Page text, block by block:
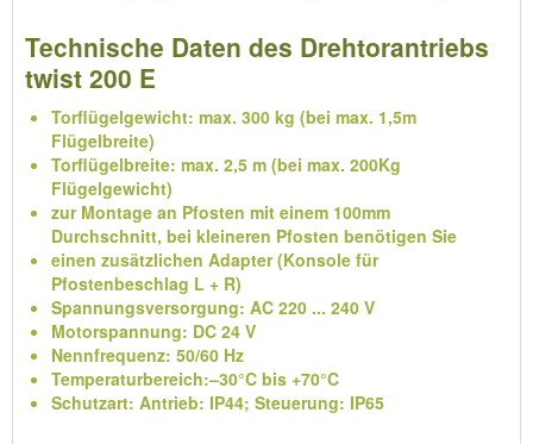
Technische Daten des Drehtorantriebs
twist 200 E
Torflügelgewicht: max. 300 kg (bei max. 1,5m
Flügelbreite)
Torflügelbreite: max. 2,5 m (bei max. 200Kg
Flügelgewicht)
zur Montage an Pfosten mit einem 100mm
Durchschnitt, bei kleineren Pfosten benötigen Sie
einen zusätzlichen Adapter (Konsole für
Pfostenbeschlag L + R)
Spannungsversorgung: AC 220 ... 240 V
Motorspannung: DC 24 V
Nennfrequenz: 50/60 Hz
Temperaturbereich:–30°C bis +70°C
Schutzart: Antrieb: IP44; Steuerung: IP65